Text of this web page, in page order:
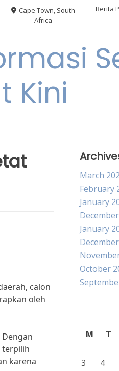
Cape Town, South
Africa
Berita
Kini
calon
oleh
terpilih
karena
March
February
January
January
October
M
T
3
4